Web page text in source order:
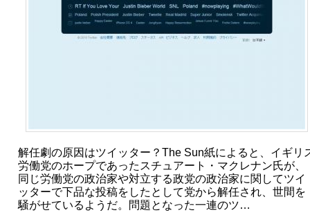
解任劇の原因はツイッター？The Sun紙によると、イギリ
労働党のホープであったスチュアート・マクレナン氏が、
同じ労働党の政治家や対立する政党の政治家に関してツイ
ッターで下品な投稿をしたとして党から解任され、世間を
騒がせているようだ。問題となった一連のツ…